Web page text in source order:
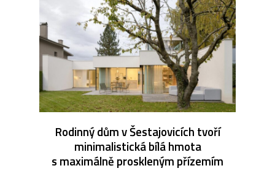
Rodinný dům v Šestajovicích tvoří
minimalistická bílá hmota
s maximálně proskleným přízemím